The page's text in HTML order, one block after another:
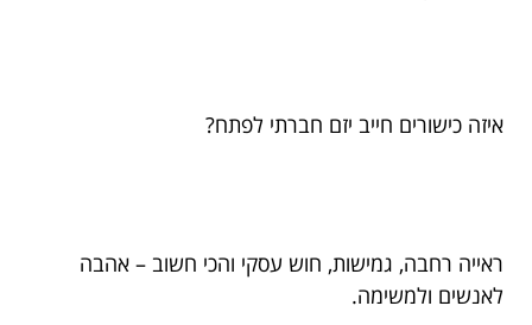
איזה כישורים חייב יזם חברתי לפתח?
ראייה רחבה, גמישות, חוש עסקי והכי חשוב – אהבה
לאנשים ולמשימה.